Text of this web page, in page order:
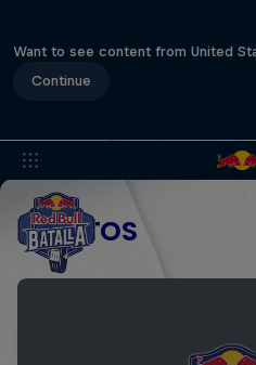
Want to see content from United
Continue
EVENTOS